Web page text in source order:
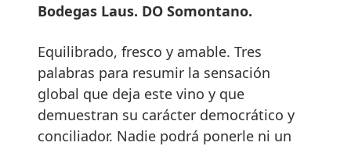
Bodegas Laus. DO Somontano.
Equilibrado, fresco y amable. Tres
palabras para resumir la sensación
global que deja este vino y que
demuestran su carácter democrático y
conciliador. Nadie podrá ponerle ni un